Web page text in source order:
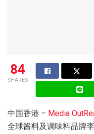
84
SHARES
中国香港 – Media
全球酱料及调味料品牌